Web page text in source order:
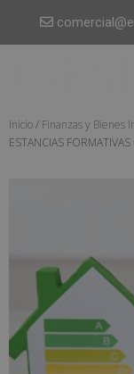
Inicio/ Finanzas y Bienes
ESTANCIAS